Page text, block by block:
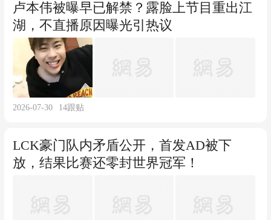
卢本伟被曝早已解禁？露脸上节目重出江
湖，不直播原因曝光引热议
2026-07-30 14跟贴
LCK豪门队内矛盾公开，首发AD被下
放，结果比赛还零封世界冠军！